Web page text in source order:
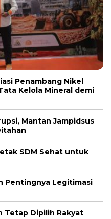
Penambang Nikel
Kelola Mineral demi
Mantan Jampidsus
SDM Sehat untuk
Pentingnya Legitimasi
Tetap Dipilih Rakyat